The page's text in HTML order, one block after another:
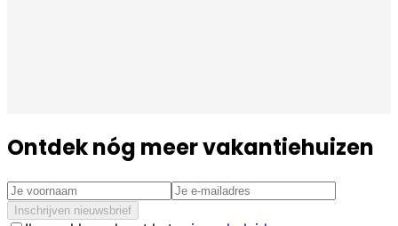
Ontdek nóg meer vakantiehuizen
Inschrijven nieuwsbrief